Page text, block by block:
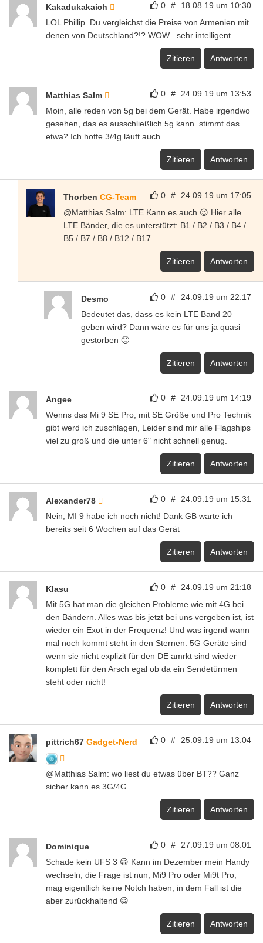
0 # 18.08.19 um 10:30
Kakadukakaich
LOL Phillip. Du vergleichst die Preise von Armenien mit
denen von Deutschland?!? WOW ..sehr intelligent.
Zitieren Antworten
0 # 24.09.19 um 13:53
Matthias Salm
Moin, alle reden von 5g bei dem Gerät. Habe irgendwo
gesehen, das es ausschließlich 5g kann. stimmt das
etwa? Ich hoffe 3/4g läuft auch
Zitieren Antworten
0 # 24.09.19 um 17:05
Thorben CG-Team
@Matthias Salm: LTE Kann es auch 😉 Hier alle
LTE Bänder, die es unterstützt: B1 / B2 / B3 / B4 /
B5 / B7 / B8 / B12 / B17
Zitieren Antworten
0 # 24.09.19 um 22:17
Desmo
Bedeutet das, dass es kein LTE Band 20
geben wird? Dann wäre es für uns ja quasi
gestorben 🙁
Zitieren Antworten
0 # 24.09.19 um 14:19
Angee
Wenns das Mi 9 SE Pro, mit SE Größe und Pro Technik
gibt werd ich zuschlagen, Leider sind mir alle Flagships
viel zu groß und die unter 6" nicht schnell genug.
Zitieren Antworten
0 # 24.09.19 um 15:31
Alexander78
Nein, MI 9 habe ich noch nicht! Dank GB warte ich
bereits seit 6 Wochen auf das Gerät
Zitieren Antworten
0 # 24.09.19 um 21:18
Klasu
Mit 5G hat man die gleichen Probleme wie mit 4G bei
den Bändern. Alles was bis jetzt bei uns vergeben ist, ist
wieder ein Exot in der Frequenz! Und was irgend wann
mal noch kommt steht in den Sternen. 5G Geräte sind
wenn sie nicht explizit für den DE amrkt sind wieder
komplett für den Arsch egal ob da ein Sendetürmen
steht oder nicht!
Zitieren Antworten
0 # 25.09.19 um 13:04
pittrich67 Gadget-Nerd
@Matthias Salm: wo liest du etwas über BT?? Ganz
sicher kann es 3G/4G.
Zitieren Antworten
0 # 27.09.19 um 08:01
Dominique
Schade kein UFS 3 😀 Kann im Dezember mein Handy
wechseln, die Frage ist nun, Mi9 Pro oder Mi9t Pro,
mag eigentlich keine Notch haben, in dem Fall ist die
aber zurückhaltend 😀
Zitieren Antworten